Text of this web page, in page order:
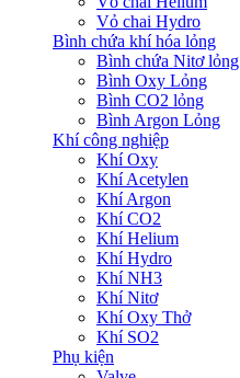
Vỏ chai Hydro
Bình chứa khí hóa lỏng
Bình chứa Nitơ lỏng
Bình Oxy Lỏng
Bình CO2 lỏng
Bình Argon Lỏng
Khí công nghiệp
Khí Oxy
Khí Acetylen
Khí Argon
Khí CO2
Khí Helium
Khí Hydro
Khí NH3
Khí Nitơ
Khí Oxy Thở
Khí SO2
Phụ kiện